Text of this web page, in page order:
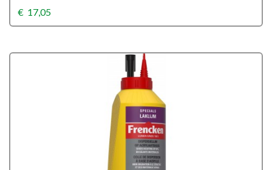
€ 17,05